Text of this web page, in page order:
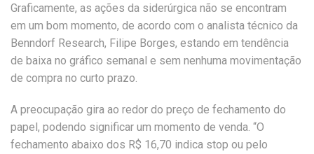
Graficamente, as ações da siderúrgica não se encontram
em um bom momento, de acordo com o analista técnico da
Benndorf Research, Filipe Borges, estando em tendência
de baixa no gráfico semanal e sem nenhuma movimentação
de compra no curto prazo.
A preocupação gira ao redor do preço de fechamento do
papel, podendo significar um momento de venda. “O
fechamento abaixo dos R$ 16,70 indica stop ou pelo